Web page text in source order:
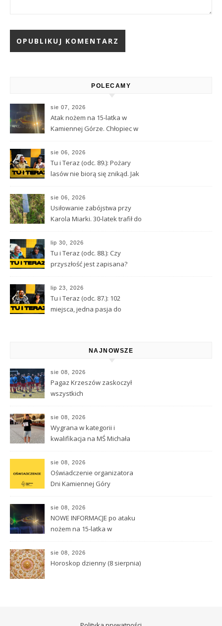
POLECAMY
sie 07, 2026
Atak nożem na 15-latka w
Kamiennej Górze. Chłopiec w
przetransportowany
śmigłowcem LPR
sie 06, 2026
Tu i Teraz (odc. 89.): Pożary
lasów nie biorą się znikąd. Jak
sie 06, 2026
Usiłowanie zabójstwa przy
Karola Miarki. 30-latek trafił do
lip 30, 2026
Tu i Teraz (odc. 88.): Czy
przyszłość jest zapisana?
astrologii i przeznaczeniu
lip 23, 2026
Tu i Teraz (odc. 87.): 102
miejsca, jedna pasja do
NAJNOWSZE
sie 08, 2026
Pagaz Krzeszów zaskoczył
wszystkich
sie 08, 2026
Wygrana w kategorii i
kwalifikacja na MŚ Michała
sie 08, 2026
Oświadczenie organizatora
Dni Kamiennej Góry
sie 08, 2026
NOWE INFORMACJE po ataku
nożem na 15-latka w
sie 08, 2026
Horoskop dzienny (8 sierpnia)